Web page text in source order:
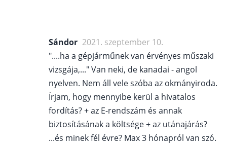
Sándor 2021. szeptember 10.
"....ha a gépjárműnek van érvényes műszaki
vizsgája,..." Van neki, de kanadai - angol
nyelven. Nem áll vele szóba az okmányiroda.
Írjam, hogy mennyibe kerül a hivatalos
fordítás? + az E-rendszám és annak
biztosításának a költsége + az utánajárás?
...és minek fél évre? Max 3 hónapról van szó.